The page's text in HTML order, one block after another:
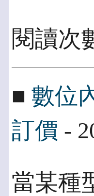
閱讀次
■ 數位
訂價 -
當某種